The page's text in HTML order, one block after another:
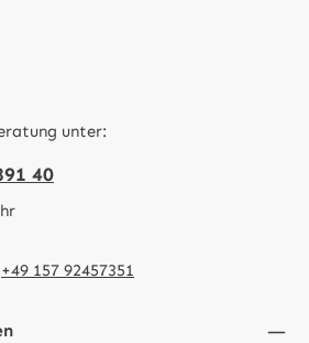
unter:
40
+49 157 92457351